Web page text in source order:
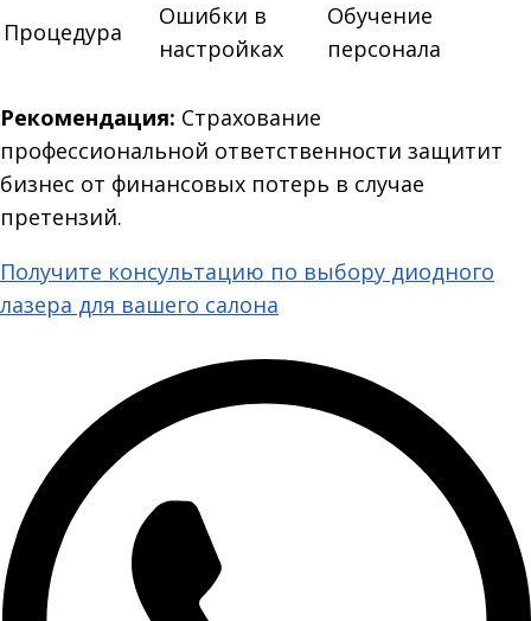
Процедура
Ошибки в
настройках
Обучение
персонала
Рекомендация: Страхование
профессиональной ответственности защитит
бизнес от финансовых потерь в случае
претензий.
Получите консультацию по выбору диодного
лазера для вашего салона